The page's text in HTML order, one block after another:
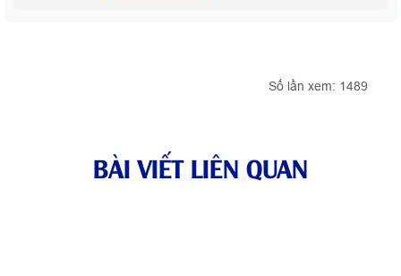
Số lần xem: 1489
BÀI VIẾT LIÊN QUAN